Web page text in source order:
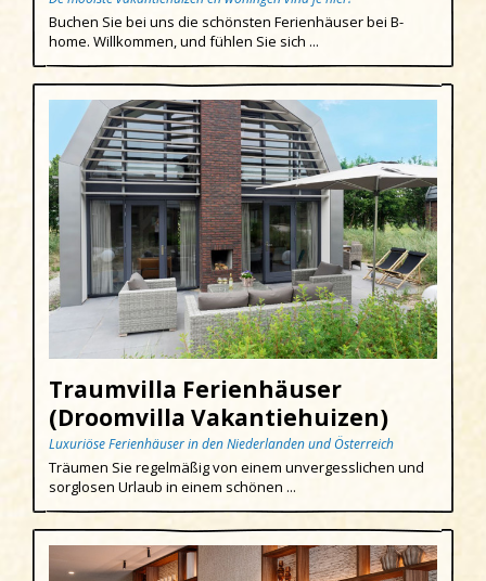
Egmond aan den Hoef
Egmond-Binnen
Egmond aan Zee
Groet
Hargen aan Zee
Heemskerk
Heerhugowaard
Heiloo
Limmen
Region
Schoorl
Sint Maartenszee
Uitgeest
Wijk aan Zee
Buchen Sie bei uns die schönsten Ferienhäuser bei B-
home. Willkommen, und fühlen Sie sich ...
Traumvilla Ferienhäuser
(Droomvilla Vakantiehuizen)
Luxuriöse Ferienhäuser in den Niederlanden und Österreich
Träumen Sie regelmäßig von einem unvergesslichen und
sorglosen Urlaub in einem schönen ...